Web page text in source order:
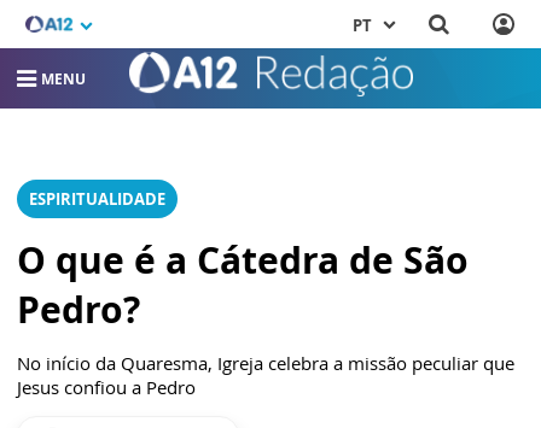
PT
MENU
ESPIRITUALIDADE
O que é a Cátedra de São
Pedro?
No início da Quaresma, Igreja celebra a missão peculiar que
Jesus confiou a Pedro